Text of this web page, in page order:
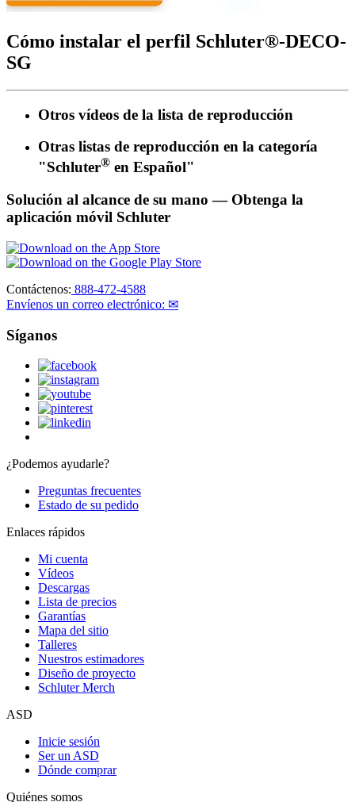
Cómo instalar el perfil Schluter®-DECO-
SG
Otros vídeos de la lista de reproducción
Otras listas de reproducción en la categoría
"Schluter® en Español"
Solución al alcance de su mano — Obtenga la
aplicación móvil Schluter
Contáctenos: 888-472-4588
Envíenos un correo electrónico: ✉
Síganos
¿Podemos ayudarle?
Preguntas frecuentes
Estado de su pedido
Enlaces rápidos
Mi cuenta
Vídeos
Descargas
Lista de precios
Garantías
Mapa del sitio
Talleres
Nuestros estimadores
Diseño de proyecto
Schluter Merch
ASD
Inicie sesión
Ser un ASD
Dónde comprar
Quiénes somos